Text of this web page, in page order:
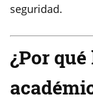
seguridad.
¿Por